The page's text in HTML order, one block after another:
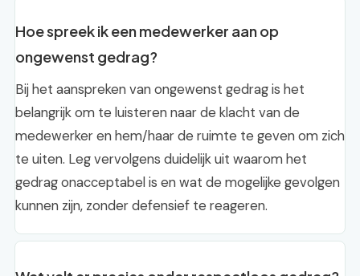
Hoe spreek ik een medewerker aan op
ongewenst gedrag?
Bij het aanspreken van ongewenst gedrag is het
belangrijk om te luisteren naar de klacht van de
medewerker en hem/haar de ruimte te geven om zich
te uiten. Leg vervolgens duidelijk uit waarom het
gedrag onacceptabel is en wat de mogelijke gevolgen
kunnen zijn, zonder defensief te reageren.